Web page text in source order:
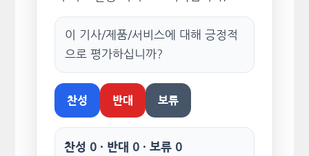
이 기사/제품/서비스에 대해 긍정적
으로 평가하십니까?
찬성 반대 보류
찬성 0 · 반대 0 · 보류 0